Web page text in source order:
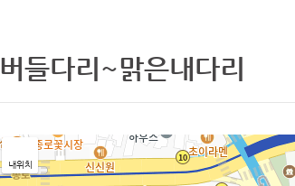
버들다리~맑은내다리
내위치